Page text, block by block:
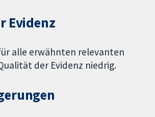
Evidenz
alle erwähnten relevanten
der Evidenz niedrig.